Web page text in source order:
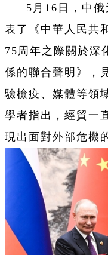
5月16日，中
表了《中華人民共
75周年之際關於深
係的聯合聲明》，
驗檢疫、媒體等領
學者指出，經貿一
現出面對外部危機